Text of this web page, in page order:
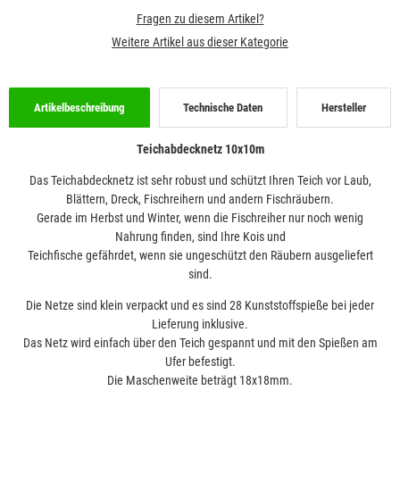
Fragen zu diesem Artikel?
Weitere Artikel aus dieser Kategorie
Artikelbeschreibung Technische Daten Hersteller
Teichabdecknetz 10x10m
Das Teichabdecknetz ist sehr robust und schützt Ihren Teich vor Laub,
Blättern, Dreck, Fischreihern und andern Fischräubern.
Gerade im Herbst und Winter, wenn die Fischreiher nur noch wenig
Nahrung finden, sind Ihre Kois und
Teichfische gefährdet, wenn sie ungeschützt den Räubern ausgeliefert
sind.
Die Netze sind klein verpackt und es sind 28 Kunststoffspieße bei jeder
Lieferung inklusive.
Das Netz wird einfach über den Teich gespannt und mit den Spießen am
Ufer befestigt.
Die Maschenweite beträgt 18x18mm.